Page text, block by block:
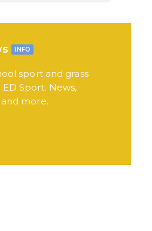
INFO
sport and grass
Sport. News,
more.